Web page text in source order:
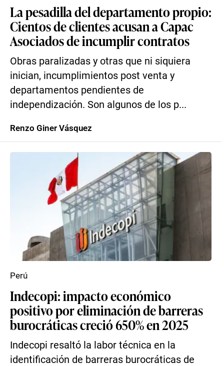
La pesadilla del departamento propio:
Cientos de clientes acusan a Capac
Asociados de incumplir contratos
Obras paralizadas y otras que ni siquiera
inician, incumplimientos post venta y
departamentos pendientes de
independización. Son algunos de los p...
Renzo Giner Vásquez
Indecopi: impacto económico
positivo por eliminación de barreras
burocráticas creció 650% en 2025
Indecopi resaltó la labor técnica en la
identificación de barreras burocráticas de
Perú